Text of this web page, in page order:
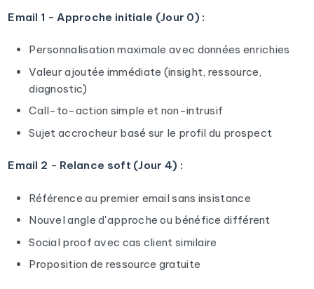
Email 1 - Approche initiale (Jour 0) :
Personnalisation maximale avec données enrichies
Valeur ajoutée immédiate (insight, ressource,
diagnostic)
Call-to-action simple et non-intrusif
Sujet accrocheur basé sur le profil du prospect
Email 2 - Relance soft (Jour 4) :
Référence au premier email sans insistance
Nouvel angle d'approche ou bénéfice différent
Social proof avec cas client similaire
Proposition de ressource gratuite